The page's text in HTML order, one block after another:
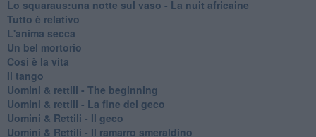
Lo squaraus:una notte sul vaso - La nuit africaine
Tutto è relativo
L'anima secca
Un bel mortorio
Cosi è la vita
Il tango
​Uomini & rettili - The beginning
​Uomini & rettili - La fine del geco
Uomini & Rettili - Il geco
Uomini & Rettili - Il ramarro smeraldino